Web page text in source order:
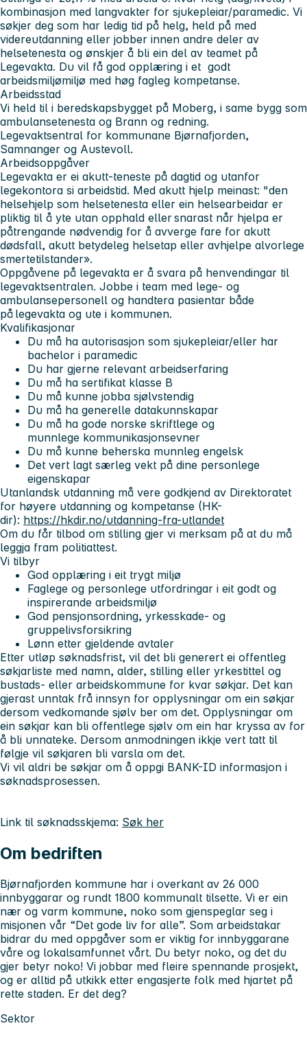
kombinasjon med langvakter for sjukepleiar/paramedic. Vi
søkjer deg som har ledig tid på helg, held på med
videreutdanning eller jobber innen andre deler av
helsetenesta og ønskjer å bli ein del av teamet på
Legevakta. Du vil få god opplæring i et godt
arbeidsmiljømiljø med høg fagleg kompetanse.
Arbeidsstad
Vi held til i beredskapsbygget på Moberg, i same bygg som
ambulansetenesta og Brann og redning.
Legevaktsentral for kommunane Bjørnafjorden,
Samnanger og Austevoll.
Arbeidsoppgåver
Legevakta er ei akutt-teneste på dagtid og utanfor
legekontora si arbeidstid. Med akutt hjelp meinast: "den
helsehjelp som helsetenesta eller ein helsearbeidar er
pliktig til å yte utan opphald eller snarast når hjelpa er
påtrengande nødvendig for å avverge fare for akutt
dødsfall, akutt betydeleg helsetap eller avhjelpe alvorlege
smertetilstander».
Oppgåvene på legevakta er å svara på henvendingar til
legevaktsentralen. Jobbe i team med lege- og
ambulansepersonell og handtera pasientar både
på legevakta og ute i kommunen.
Kvalifikasjonar
Du må ha autorisasjon som sjukepleiar/eller har
bachelor i paramedic
Du har gjerne relevant arbeidserfaring
Du må ha sertifikat klasse B
Du må kunne jobba sjølvstendig
Du må ha generelle datakunnskapar
Du må ha gode norske skriftlege og
munnlege kommunikasjonsevner
Du må kunne beherska munnleg engelsk
Det vert lagt særleg vekt på dine personlege
eigenskapar
Utanlandsk utdanning må vere godkjend av Direktoratet
for høyere utdanning og kompetanse (HK-
dir): https://hkdir.no/utdanning-fra-utlandet
Om du får tilbod om stilling gjer vi merksam på at du må
leggja fram politiattest.
Vi tilbyr
God opplæring i eit trygt miljø
Faglege og personlege utfordringar i eit godt og
inspirerande arbeidsmiljø
God pensjonsordning, yrkesskade- og
gruppelivsforsikring
Lønn etter gjeldende avtaler
Etter utløp søknadsfrist, vil det bli generert ei offentleg
søkjarliste med namn, alder, stilling eller yrkestittel og
bustads- eller arbeidskommune for kvar søkjar. Det kan
gjerast unntak frå innsyn for opplysningar om ein søkjar
dersom vedkomande sjølv ber om det. Opplysningar om
ein søkjar kan bli offentlege sjølv om ein har kryssa av for
å bli unnateke. Dersom anmodningen ikkje vert tatt til
følgje vil søkjaren bli varsla om det.
Vi vil aldri be søkjar om å oppgi BANK-ID informasjon i
søknadsprosessen.
Link til søknadsskjema: Søk her
Om bedriften
Bjørnafjorden kommune har i overkant av 26 000
innbyggarar og rundt 1800 kommunalt tilsette. Vi er ein
nær og varm kommune, noko som gjenspeglar seg i
misjonen vår “Det gode liv for alle”. Som arbeidstakar
bidrar du med oppgåver som er viktig for innbyggarane
våre og lokalsamfunnet vårt. Du betyr noko, og det du
gjer betyr noko! Vi jobbar med fleire spennande prosjekt,
og er alltid på utkikk etter engasjerte folk med hjartet på
rette staden. Er det deg?
Sektor